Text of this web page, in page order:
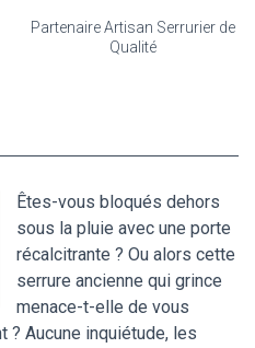
Partenaire Artisan Serrurier de
Qualité
Êtes-vous bloqués dehors
sous la pluie avec une porte
récalcitrante ? Ou alors cette
serrure ancienne qui grince
menace-t-elle de vous
? Aucune inquiétude, les